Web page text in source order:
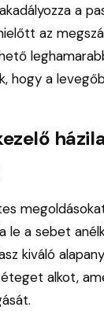
a
az
hogy a
le a sebet
kiváló
alkot,